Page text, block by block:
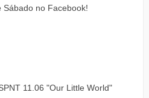
Sábado no Facebook!
11.06 "Our Little World"